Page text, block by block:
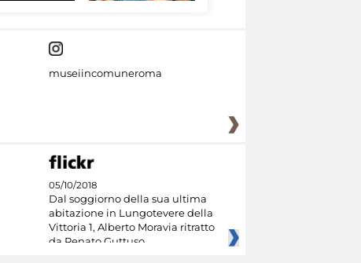
museiincomuneroma
05/10/2018
Dal soggiorno della sua ultima
abitazione in Lungotevere della
Vittoria 1, Alberto Moravia ritratto
da Renato Guttuso